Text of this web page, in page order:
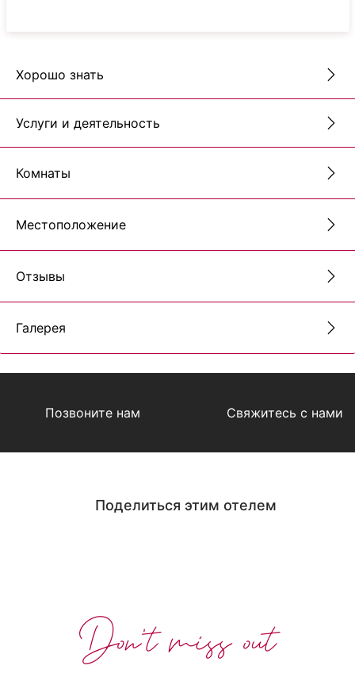
Хорошо знать
Услуги и деятельность
Комнаты
Местоположение
Отзывы
Галерея
Позвоните нам Свяжитесь с нами
Поделиться этим отелем
Don't miss out